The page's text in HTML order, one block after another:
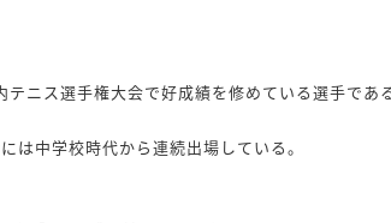
ニス選手権大会で好成績を修めている選手であ
は中学校時代から連続出場している。